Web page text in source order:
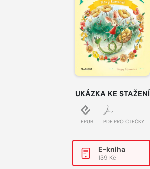
UKÁZKA KE STAŽENÍ
EPUB PDF PRO ČTEČKY
E-kniha
139 Kč